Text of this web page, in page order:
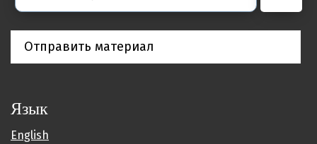
Отправить материал
Язык
English